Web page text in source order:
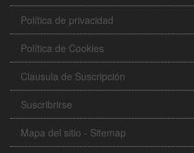
Política de privacidad
Política de Cookies
Clausula de Suscripción
Suscribrirse
Mapa del sitio - Sitemap